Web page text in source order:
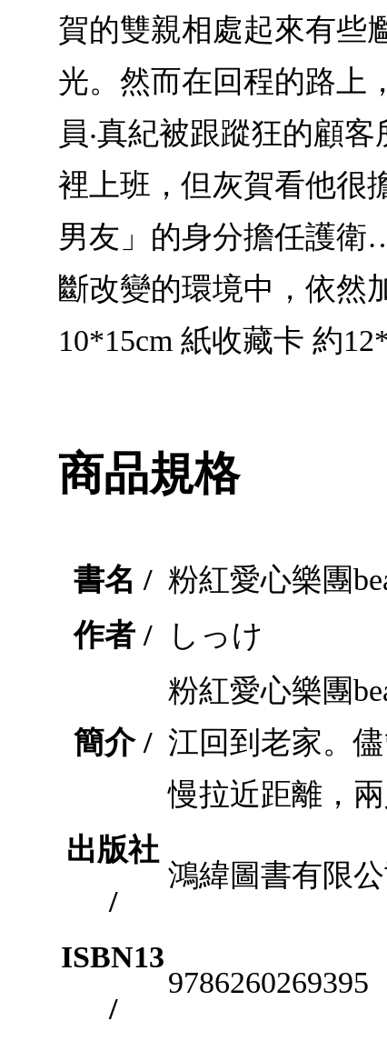
賀的雙親相處起來有些
光。然而在回程的路上
員‧真紀被跟蹤狂的顧
裡上班，但灰賀看他很
男友」的身分擔任護
斷改變的環境中，依然
10*15cm 紙收藏卡 約
商品規格
書名 / 粉紅愛心樂團
作者 /
しっけ
簡介 /
粉紅愛心樂團
江回到老家。
慢拉近距離，
出版社
/
鴻緯圖書有限公
ISBN13
/
9786260269395